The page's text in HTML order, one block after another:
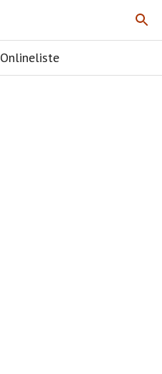
Onlineliste